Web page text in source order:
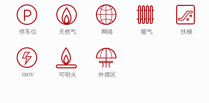
停车位 天然气 网络 暖气 扶梯
380V 可明火 外摆区